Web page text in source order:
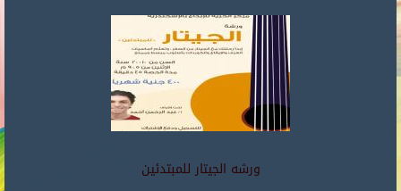
ورشه الجيتار للمبتدئين